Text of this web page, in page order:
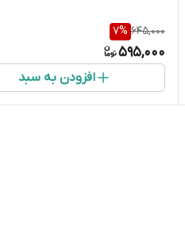
645,000
7%
595,000
افزودن به سبد